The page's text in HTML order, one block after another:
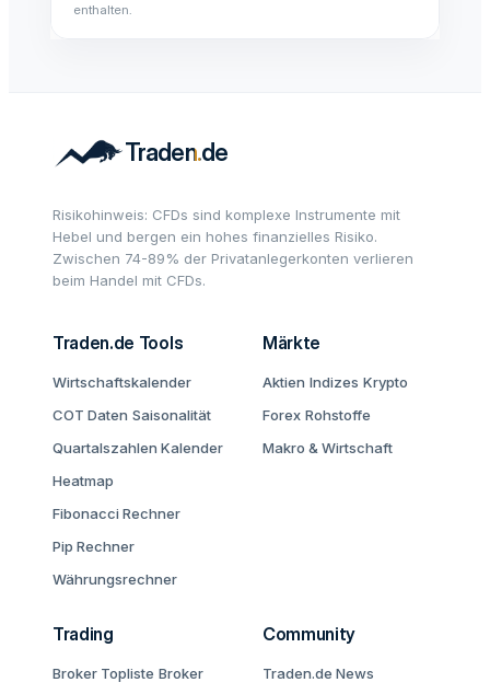
enthalten.
Risikohinweis: CFDs sind komplexe Instrumente mit
Hebel und bergen ein hohes finanzielles Risiko.
Zwischen 74-89% der Privatanlegerkonten verlieren
beim Handel mit CFDs.
Traden.de Tools
Wirtschaftskalender
COT Daten Saisonalität
Quartalszahlen Kalender
Heatmap
Fibonacci Rechner
Pip Rechner
Währungsrechner
Märkte
Aktien Indizes Krypto
Forex Rohstoffe
Makro & Wirtschaft
Trading
Broker Topliste Broker
Community
Traden.de News